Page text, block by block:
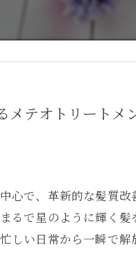
メテオトリートメ
心で、革新的な髪質
るで星のように輝く
しい日常から一瞬で